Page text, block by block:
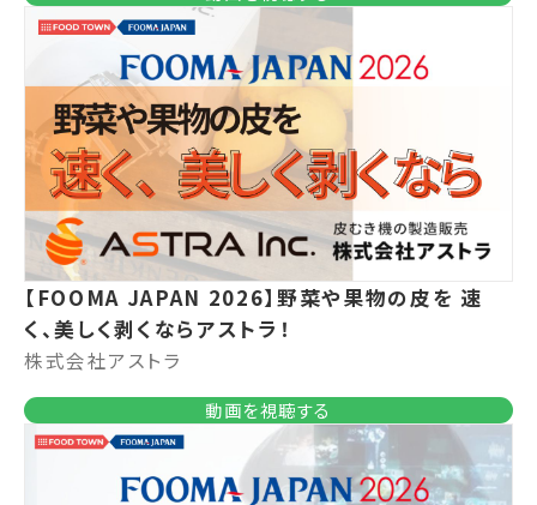
【FOOMA JAPAN 2026】野菜や果物の皮を 速
く、美しく剥くならアストラ！
株式会社アストラ
動画を視聴する